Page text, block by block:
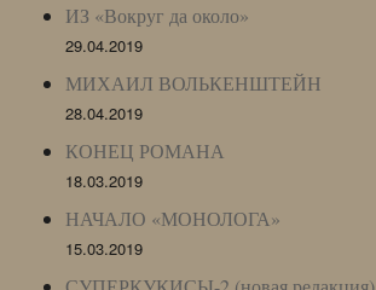
ИЗ «Вокруг да около»
29.04.2019
МИХАИЛ ВОЛЬКЕНШТЕЙН
28.04.2019
КОНЕЦ РОМАНА
18.03.2019
НАЧАЛО «МОНОЛОГА»
15.03.2019